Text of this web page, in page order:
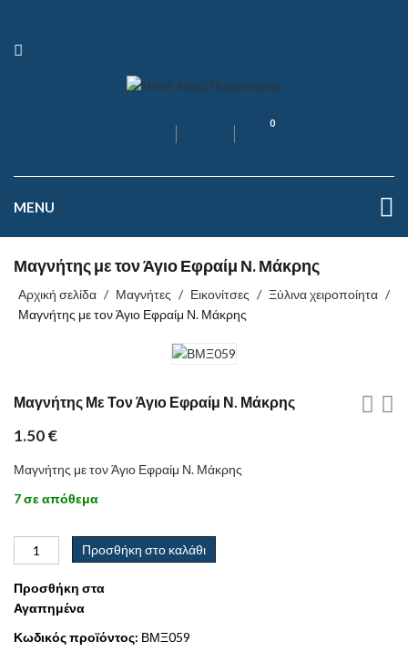
0
MENU
Μαγνήτης με τον Άγιο Εφραίμ Ν. Μάκρης
Αρχική σελίδα / Μαγνήτες / Εικονίτσες / Ξύλινα χειροποίητα /
Μαγνήτης με τον Άγιο Εφραίμ Ν. Μάκρης
Μαγνήτης Με Τον Άγιο Εφραίμ Ν. Μάκρης
1.50€
Μαγνήτης με τον Άγιο Εφραίμ Ν. Μάκρης
7 σε απόθεμα
Προσθήκη στο καλάθι
Προσθήκη στα
Αγαπημένα
Κωδικός προϊόντος: ΒΜΞ059